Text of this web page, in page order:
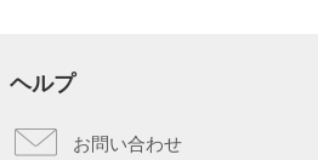
ヘルプ
お問い合わせ